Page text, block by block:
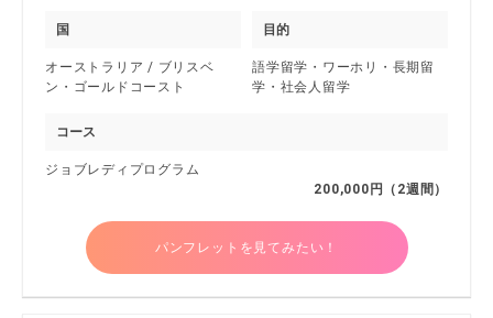
国
オーストラリア / ブリスベ
ン・ゴールドコースト
目的
語学留学・ワーホリ・長期留
学・社会人留学
コース
ジョブレディプログラム
200,000円（2週間）
パンフレットを見てみたい！